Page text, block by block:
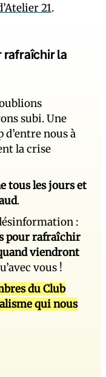
21.
rafraîchir la
subi. Une
nous à
la crise
tous les jours et
.
:
pour rafraîchir
viendront
vous !
du Club
qui nous